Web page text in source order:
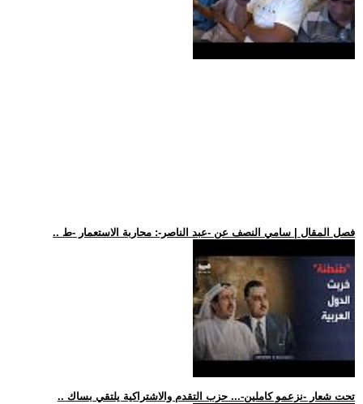
.. فصل المقال | سامي النصف عن -عبد الناصر-: محاربة الاستعمار -ط
.. تحت شعار -نزعمو كاملين-... حزب التقدم والاشتراكية يلتقي بساك